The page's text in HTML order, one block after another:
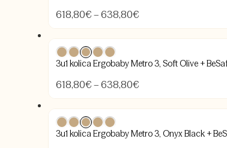
618,80€ – 638,80€
cijena:
od
do
3u1 kolica Ergobaby Metro 3, Soft Olive +
618,80€ – 638,80€
cijena:
od
do
3u1 kolica Ergobaby Metro 3, Onyx Black +